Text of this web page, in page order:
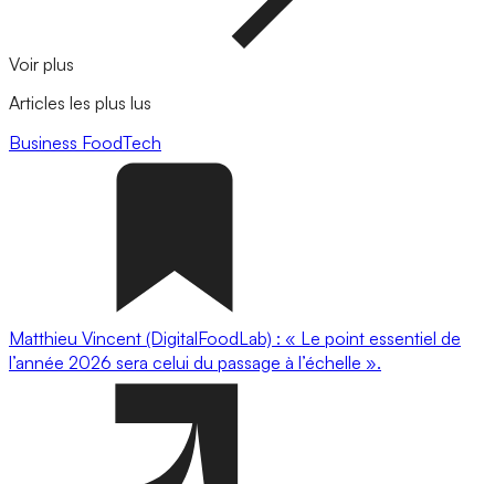
Voir plus
Articles les plus lus
Business FoodTech
Matthieu Vincent (DigitalFoodLab) : « Le point essentiel de
l’année 2026 sera celui du passage à l’échelle ».